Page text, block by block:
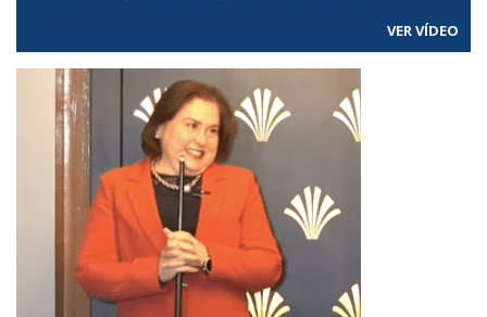
VER VÍDEO